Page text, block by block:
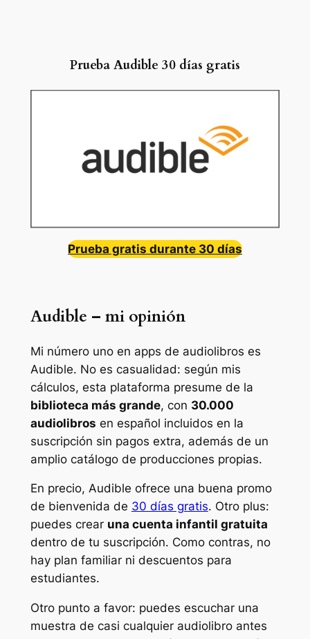
Prueba Audible 30 días gratis
Prueba gratis durante 30 días
Audible – mi opinión
Mi número uno en apps de audiolibros es
Audible. No es casualidad: según mis
cálculos, esta plataforma presume de la
biblioteca más grande, con 30.000
audiolibros en español incluidos en la
suscripción sin pagos extra, además de un
amplio catálogo de producciones propias.
En precio, Audible ofrece una buena promo
de bienvenida de 30 días gratis. Otro plus:
puedes crear una cuenta infantil gratuita
dentro de tu suscripción. Como contras, no
hay plan familiar ni descuentos para
estudiantes.
Otro punto a favor: puedes escuchar una
muestra de casi cualquier audiolibro antes